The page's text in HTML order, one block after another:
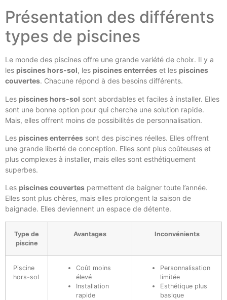
Présentation des différents
types de piscines
Le monde des piscines offre une grande variété de choix. Il y a
les piscines hors-sol, les piscines enterrées et les piscines
couvertes. Chacune répond à des besoins différents.
Les piscines hors-sol sont abordables et faciles à installer. Elles
sont une bonne option pour qui cherche une solution rapide.
Mais, elles offrent moins de possibilités de personnalisation.
Les piscines enterrées sont des piscines réelles. Elles offrent
une grande liberté de conception. Elles sont plus coûteuses et
plus complexes à installer, mais elles sont esthétiquement
superbes.
Les piscines couvertes permettent de baigner toute l’année.
Elles sont plus chères, mais elles prolongent la saison de
baignade. Elles deviennent un espace de détente.
Type de
piscine
Avantages Inconvénients
Piscine
hors-sol
Coût moins
élevé
Installation
rapide
Personnalisation
limitée
Esthétique plus
basique